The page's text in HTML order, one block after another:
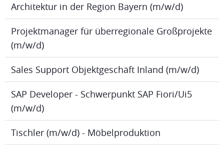
Architektur in der Region Bayern (m/w/d)
Projektmanager für überregionale Großprojekte
(m/w/d)
Sales Support Objektgeschäft Inland (m/w/d)
SAP Developer - Schwerpunkt SAP Fiori/Ui5
(m/w/d)
Tischler (m/w/d) - Möbelproduktion